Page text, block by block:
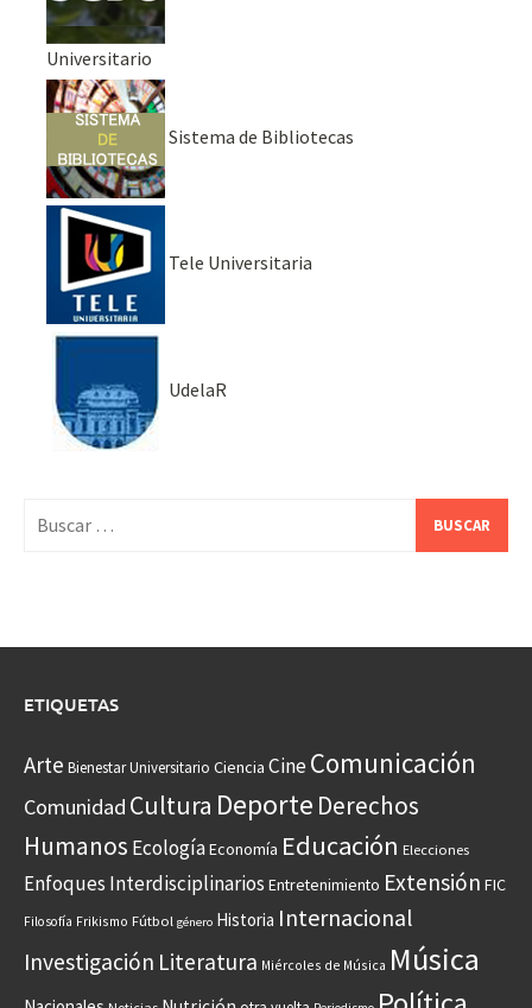
Universitario
Sistema de Bibliotecas
Tele Universitaria
UdelaR
ETIQUETAS
Arte Bienestar Universitario Ciencia CineComunicación
Comunidad Cultura Deporte Derechos
Humanos EcologíaEconomía Educación Elecciones
Enfoques Interdisciplinarios Entretenimiento Extensión FIC
Filosofía Frikismo Fútbol género Historia Internacional
Investigación Literatura Miércoles de Música Música